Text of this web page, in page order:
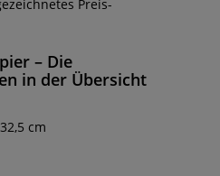
Preis-
– Die
in der Übersicht
cm